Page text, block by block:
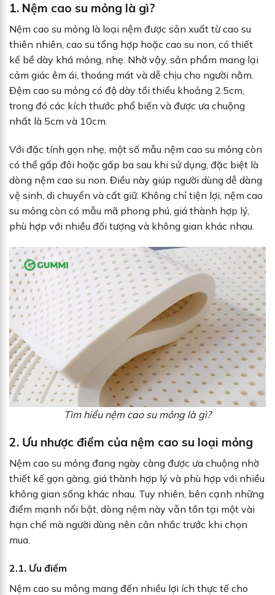
1. Nệm cao su mỏng là gì?
Nệm cao su mỏng là loại nệm được sản xuất từ cao su
thiên nhiên, cao su tổng hợp hoặc cao su non, có thiết
kế bề dày khá mỏng, nhẹ. Nhờ vậy, sản phẩm mang lại
cảm giác êm ái, thoáng mát và dễ chịu cho người nằm.
Đệm cao su mỏng có độ dày tối thiểu khoảng 2.5cm,
trong đó các kích thước phổ biến và được ưa chuộng
nhất là 5cm và 10cm.
Với đặc tính gọn nhẹ, một số mẫu nệm cao su mỏng còn
có thể gấp đôi hoặc gấp ba sau khi sử dụng, đặc biệt là
dòng nệm cao su non. Điều này giúp người dùng dễ dàng
vệ sinh, di chuyển và cất giữ. Không chỉ tiện lợi, nệm cao
su mỏng còn có mẫu mã phong phú, giá thành hợp lý,
phù hợp với nhiều đối tượng và không gian khác nhau.
Tìm hiểu nệm cao su mỏng là gì?
2. Ưu nhược điểm của nệm cao su loại mỏng
Nệm cao su mỏng đang ngày càng được ưa chuộng nhờ
thiết kế gọn gàng, giá thành hợp lý và phù hợp với nhiều
không gian sống khác nhau. Tuy nhiên, bên cạnh những
điểm mạnh nổi bật, dòng nệm này vẫn tồn tại một vài
hạn chế mà người dùng nên cân nhắc trước khi chọn
mua.
2.1. Ưu điểm
Nệm cao su mỏng mang đến nhiều lợi ích thực tế cho